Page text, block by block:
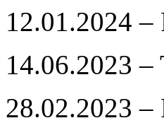
12.01.2024 –
14.06.2023 –
28.02.2023 –